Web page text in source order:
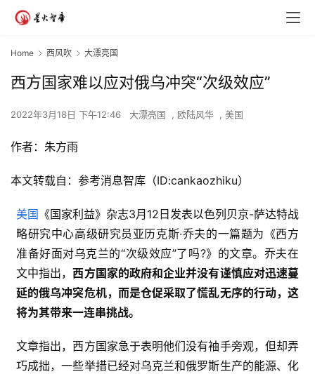
Home 西风吹 大漂亮国
西方国家难以应对俄乌冲突“次级效应”
2022年3月18日 下午12:46 大漂亮国 , 欧陆风华 , 美国
作者：朱方雨
本文转载自：参考消息智库（ID:cankaozhiku）
美国 《国家利益》杂志3月12日发表以色列贝京-萨达特战
略研究中心高级研究员亚历克斯·乔夫的一篇题为《西方
准备好面对乌克兰的“次级效应”了吗?》的文章。乔夫在
文中指出，西方国家的政府和企业并没有谨慎应对迅速蔓
延的俄乌冲突危机，而是仓促采取了慌乱无序的行动，这
将为其带来一连串挑战。
文章指出，西方国家急于表明他们没有袖手旁观，但却弄
巧成拙，一些举措已经对乌克兰和俄罗斯生产的能源、化